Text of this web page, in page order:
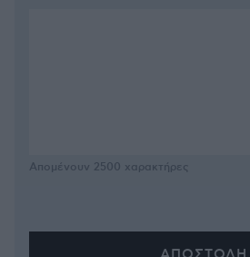
Απομένουν 2500 χαρακτήρες